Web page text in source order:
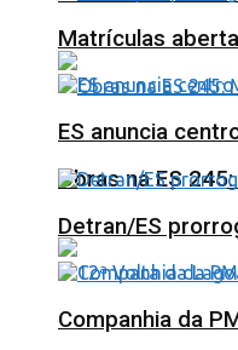
Obras na ES
Matrículas
ES anuncia
Detran/ES
Companhia da